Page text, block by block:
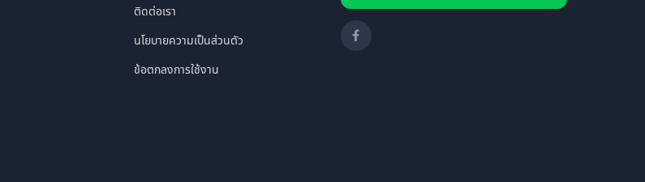
ติดต่อเรา
นโยบายความเป็นส่วนตัว
ข้อตกลงการใช้งาน